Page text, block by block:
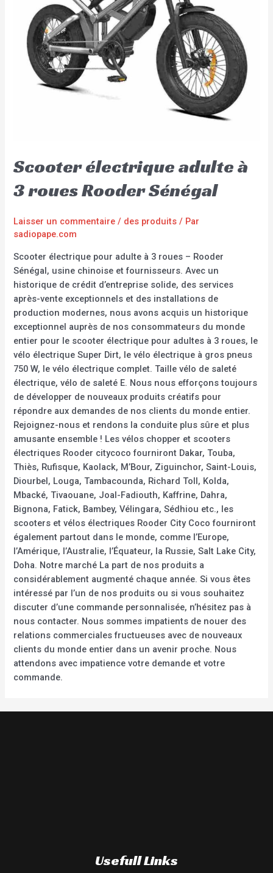
Scooter électrique adulte à
3 roues Rooder Sénégal
Laisser un commentaire / des produits / Par
sadiopape.com
Scooter électrique pour adulte à 3 roues – Rooder
Sénégal, usine chinoise et fournisseurs. Avec un
historique de crédit d’entreprise solide, des services
après-vente exceptionnels et des installations de
production modernes, nous avons acquis un historique
exceptionnel auprès de nos consommateurs du monde
entier pour le scooter électrique pour adultes à 3 roues, le
vélo électrique Super Dirt, le vélo électrique à gros pneus
750 W, le vélo électrique complet. Taille vélo de saleté
électrique, vélo de saleté E. Nous nous efforçons toujours
de développer de nouveaux produits créatifs pour
répondre aux demandes de nos clients du monde entier.
Rejoignez-nous et rendons la conduite plus sûre et plus
amusante ensemble ! Les vélos chopper et scooters
électriques Rooder citycoco fourniront Dakar, Touba,
Thiès, Rufisque, Kaolack, M’Bour, Ziguinchor, Saint-Louis,
Diourbel, Louga, Tambacounda, Richard Toll, Kolda,
Mbacké, Tivaouane, Joal-Fadiouth, Kaffrine, Dahra,
Bignona, Fatick, Bambey, Vélingara, Sédhiou etc., les
scooters et vélos électriques Rooder City Coco fourniront
également partout dans le monde, comme l’Europe,
l’Amérique, l’Australie, l’Équateur, la Russie, Salt Lake City,
Doha. Notre marché La part de nos produits a
considérablement augmenté chaque année. Si vous êtes
intéressé par l’un de nos produits ou si vous souhaitez
discuter d’une commande personnalisée, n’hésitez pas à
nous contacter. Nous sommes impatients de nouer des
relations commerciales fructueuses avec de nouveaux
clients du monde entier dans un avenir proche. Nous
attendons avec impatience votre demande et votre
commande.
Usefull Links